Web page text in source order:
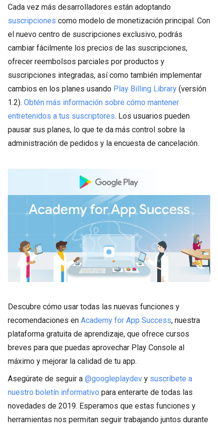
Cada vez más desarrolladores están adoptando
suscripciones como modelo de monetización principal. Con
el nuevo centro de suscripciones exclusivo, podrás
cambiar fácilmente los precios de las suscripciones,
ofrecer reembolsos parciales por productos y
suscripciones integradas, así como también implementar
cambios en los planes usando Play Billing Library (versión
1.2). Obtén más información sobre cómo mantener
entretenidos a tus suscriptores. Los usuarios pueden
pausar sus planes, lo que te da más control sobre la
administración de pedidos y la encuesta de cancelación.
Descubre cómo usar todas las nuevas funciones y
recomendaciones en Academy for App Success, nuestra
plataforma gratuita de aprendizaje, que ofrece cursos
breves para que puedas aprovechar Play Console al
máximo y mejorar la calidad de tu app.
Asegúrate de seguir a @googleplaydev y suscríbete a
nuestro boletín informativo para enterarte de todas las
novedades de 2019. Esperamos que estas funciones y
herramientas nos permitan seguir trabajando juntos durante